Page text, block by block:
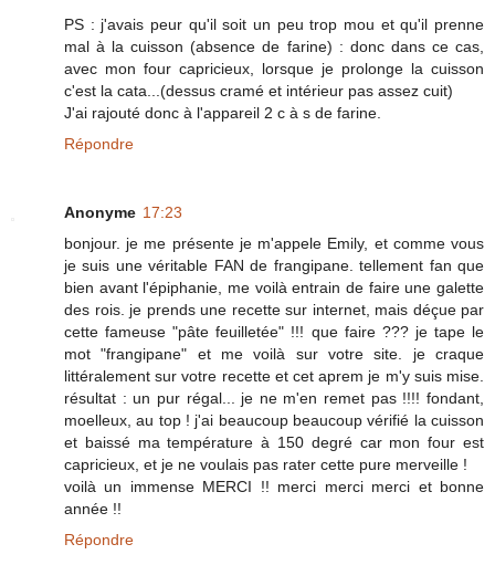
PS : j'avais peur qu'il soit un peu trop mou et qu'il prenne
mal à la cuisson (absence de farine) : donc dans ce cas,
avec mon four capricieux, lorsque je prolonge la cuisson
c'est la cata...(dessus cramé et intérieur pas assez cuit)
J'ai rajouté donc à l'appareil 2 c à s de farine.
Répondre
Anonyme 17:23
bonjour. je me présente je m'appele Emily, et comme vous
je suis une véritable FAN de frangipane. tellement fan que
bien avant l'épiphanie, me voilà entrain de faire une galette
des rois. je prends une recette sur internet, mais déçue par
cette fameuse "pâte feuilletée" !!! que faire ??? je tape le
mot "frangipane" et me voilà sur votre site. je craque
littéralement sur votre recette et cet aprem je m'y suis mise.
résultat : un pur régal... je ne m'en remet pas !!!! fondant,
moelleux, au top ! j'ai beaucoup beaucoup vérifié la cuisson
et baissé ma température à 150 degré car mon four est
capricieux, et je ne voulais pas rater cette pure merveille !
voilà un immense MERCI !! merci merci merci et bonne
année !!
Répondre